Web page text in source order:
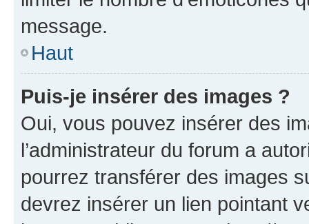
message.
Haut
Puis-je insérer des images ?
Oui, vous pouvez insérer des
l’administrateur du forum a
pourrez transférer des images
devrez insérer un lien pointant